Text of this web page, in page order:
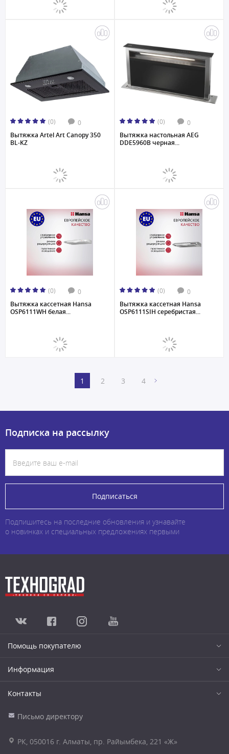
(0) 0
Вытяжка Artel Art Canopy 350
BL-KZ
(0) 0
Вытяжка настольная AEG
DDE5960B черная...
(0) 0
Вытяжка кассетная Hansa
OSP6111WH белая...
(0) 0
Вытяжка кассетная Hansa
OSP6111SIH серебристая...
1 2 3 4
Подписка на рассылку
Подписаться
Подпишитесь на последние обновления и узнавайте
о новинках и специальных предложениях первыми
Помощь покупателю
Информация
Контакты
Письмо директору
РК, 050016 г. Алматы, пр. Райымбека, 221 «Ж»